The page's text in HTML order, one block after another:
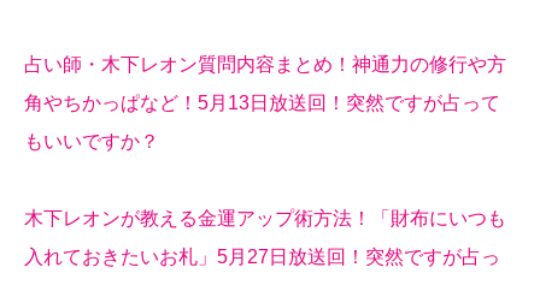
占い師・木下レオン質問内容まとめ！神通力の修行や方
角やちかっぱなど！5月13日放送回！突然ですが占って
もいいですか？
木下レオンが教える金運アップ術方法！「財布にいつも
入れておきたいお札」5月27日放送回！突然ですが占っ